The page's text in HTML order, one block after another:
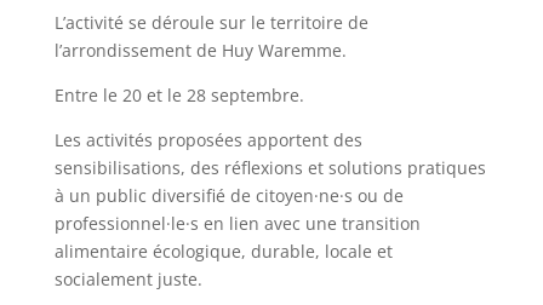
L’activité se déroule sur le territoire de
l’arrondissement de Huy Waremme.
Entre le 20 et le 28 septembre.
Les activités proposées apportent des
sensibilisations, des réflexions et solutions pratiques
à un public diversifié de citoyen·ne·s ou de
professionnel·le·s en lien avec une transition
alimentaire écologique, durable, locale et
socialement juste.